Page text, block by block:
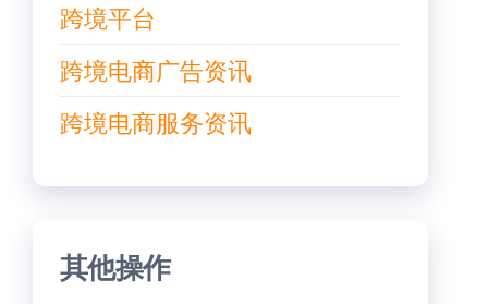
跨境平台
跨境电商广告资讯
跨境电商服务资讯
其他操作